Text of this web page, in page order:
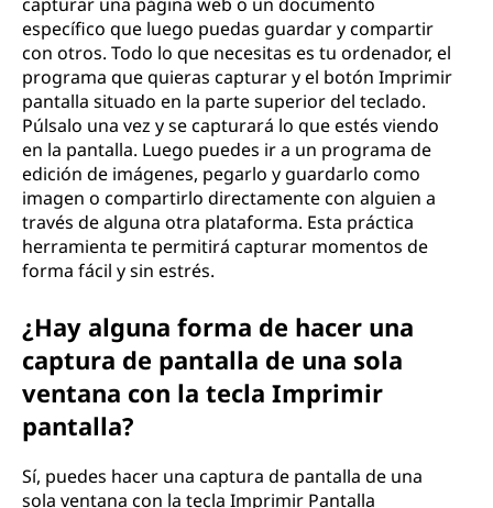
específico que luego puedas guardar y compartir
con otros. Todo lo que necesitas es tu ordenador, el
programa que quieras capturar y el botón Imprimir
pantalla situado en la parte superior del teclado.
Púlsalo una vez y se capturará lo que estés viendo
en la pantalla. Luego puedes ir a un programa de
edición de imágenes, pegarlo y guardarlo como
imagen o compartirlo directamente con alguien a
través de alguna otra plataforma. Esta práctica
herramienta te permitirá capturar momentos de
forma fácil y sin estrés.
¿Hay alguna forma de hacer una
captura de pantalla de una sola
ventana con la tecla Imprimir
pantalla?
Sí, puedes hacer una captura de pantalla de una
sola ventana con la tecla Imprimir Pantalla